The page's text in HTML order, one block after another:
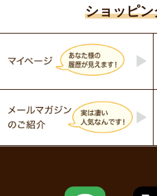
ショッピ